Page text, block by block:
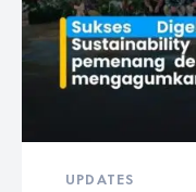
UPDATES